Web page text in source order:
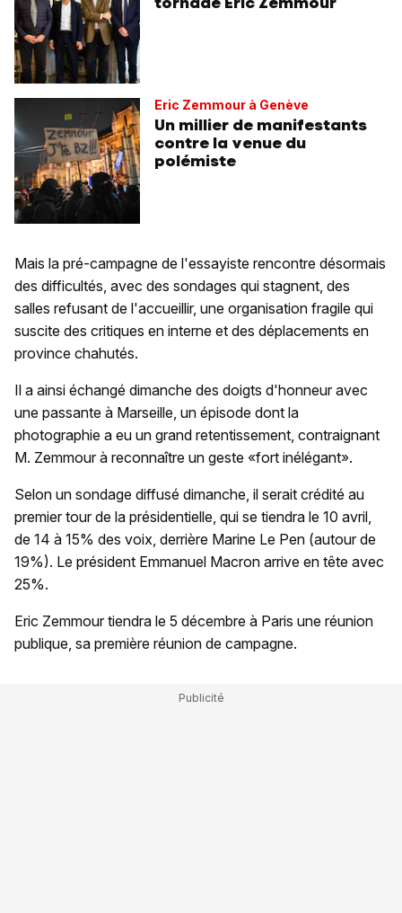
Eric Zemmour à Genève
Un millier de manifestants
contre la venue du
polémiste
Mais la pré-campagne de l'essayiste rencontre désormais
des difficultés, avec des sondages qui stagnent, des
salles refusant de l'accueillir, une organisation fragile qui
suscite des critiques en interne et des déplacements en
province chahutés.
Il a ainsi échangé dimanche des doigts d'honneur avec
une passante à Marseille, un épisode dont la
photographie a eu un grand retentissement, contraignant
M. Zemmour à reconnaître un geste «fort inélégant».
Selon un sondage diffusé dimanche, il serait crédité au
premier tour de la présidentielle, qui se tiendra le 10 avril,
de 14 à 15% des voix, derrière Marine Le Pen (autour de
19%). Le président Emmanuel Macron arrive en tête avec
25%.
Eric Zemmour tiendra le 5 décembre à Paris une réunion
publique, sa première réunion de campagne.